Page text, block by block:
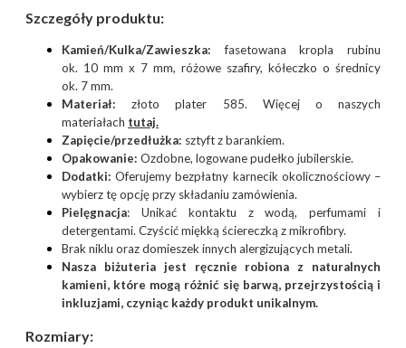
Szczegóły produktu:
Kamień/Kulka/Zawieszka: fasetowana kropla rubinu
ok. 10 mm x 7 mm, różowe szafiry, kółeczko o średnicy
ok. 7 mm.
Materiał: złoto plater 585. Więcej o naszych
materiałach tutaj.
Zapięcie/przedłużka: sztyft z barankiem.
Opakowanie: Ozdobne, logowane pudełko jubilerskie.
Dodatki: Oferujemy bezpłatny karnecik okolicznościowy –
wybierz tę opcję przy składaniu zamówienia.
Pielęgnacja: Unikać kontaktu z wodą, perfumami i
detergentami. Czyścić miękką ściereczką z mikrofibry.
Brak niklu oraz domieszek innych alergizujących metali.
Nasza biżuteria jest ręcznie robiona z naturalnych
kamieni, które mogą różnić się barwą, przejrzystością i
inkluzjami, czyniąc każdy produkt unikalnym.
Rozmiary: